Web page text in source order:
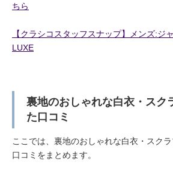
ちら
【クラシコスタッフスナップ】メンズ:ジ
LUXE
裏地のおしゃれな白衣・スク
た口コミ
ここでは、裏地のおしゃれな白衣・スク
口コミをまとめます。